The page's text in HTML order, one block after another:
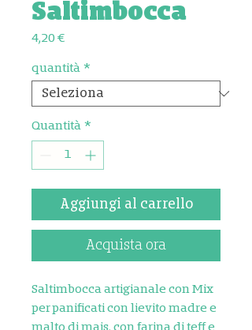
Saltimbocca
4,20 €
quantità *
Quantità *
Aggiungi al carrello
Acquista ora
Saltimbocca artigianale con Mix
per panificati con lievito madre e
malto di mais, con farina di teff e